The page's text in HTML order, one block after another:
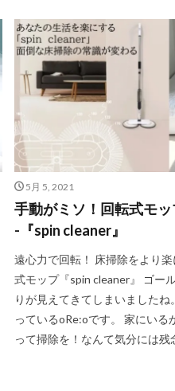
5月 5, 2021
手動がミソ！回転式モッ
-『spin cleaner』
遠心力で回転！ 床掃除をより
式モップ『spin cleaner』 ゴー
りが見えてきてしまいましたね
っているoRe:oです。 家にいる
って掃除を！なんて気分には残